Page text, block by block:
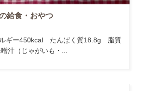
給食・おやつ
ルギー450kcal たんぱく質18.8g 脂質
汁（じゃがいも・...